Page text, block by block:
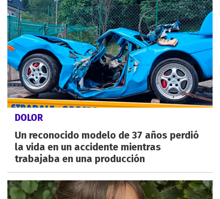
DOLOR
Un reconocido modelo de 37 años perdió
la vida en un accidente mientras
trabajaba en una producción